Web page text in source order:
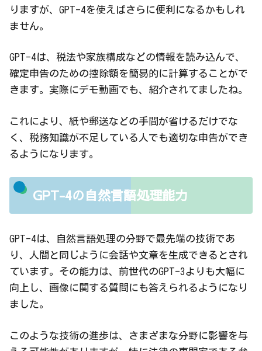
りますが、GPT-4を使えばさらに便利になるかもしれ
ません。
GPT-4は、税法や家族構成などの情報を読み込んで、
確定申告のための控除額を簡易的に計算することがで
きます。実際にデモ動画でも、紹介されてましたね。
これにより、紙や郵送などの手間が省けるだけでな
く、税務知識が不足している人でも適切な申告ができ
るようになります。
GPT-4の自然言語処理能力
GPT-4は、自然言語処理の分野で最先端の技術であ
り、人間と同じように会話や文章を生成できるとされ
ています。その能力は、前世代のGPT-3よりも大幅に
向上し、画像に関する質問にも答えられるようになり
ました。
このような技術の進歩は、さまざまな分野に影響を与